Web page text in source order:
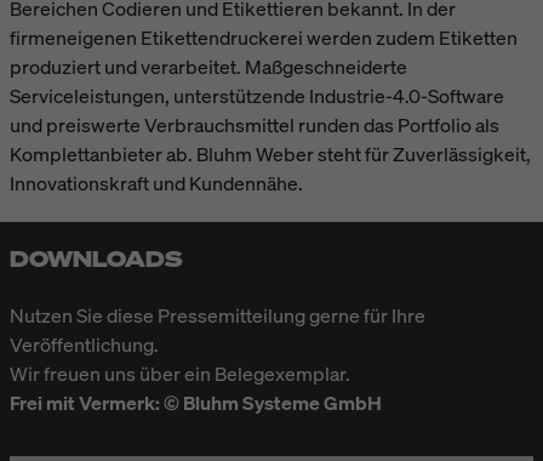
Bereichen Codieren und Etikettieren bekannt. In der
firmeneigenen Etiketten­druckerei werden zudem Etiketten
produziert und verarbeitet. Maßgeschneiderte
Serviceleistungen, unterstützende Industrie-4.0-Software
und preiswerte Verbrauchsmittel runden das Portfolio als
Komplettanbieter ab. Bluhm Weber steht für Zuverlässigkeit,
Innovationskraft und Kundennähe.
DOWNLOADS
Nutzen Sie diese Pressemitteilung gerne für Ihre
Veröffentlichung.
Wir freuen uns über ein Belegexemplar.
Frei mit Vermerk: © Bluhm Systeme GmbH